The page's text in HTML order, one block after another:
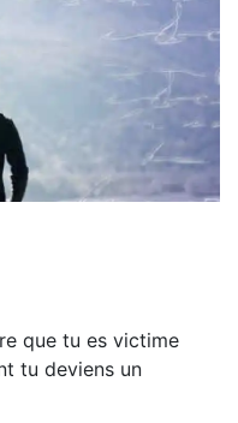
que tu es victime
tu deviens un